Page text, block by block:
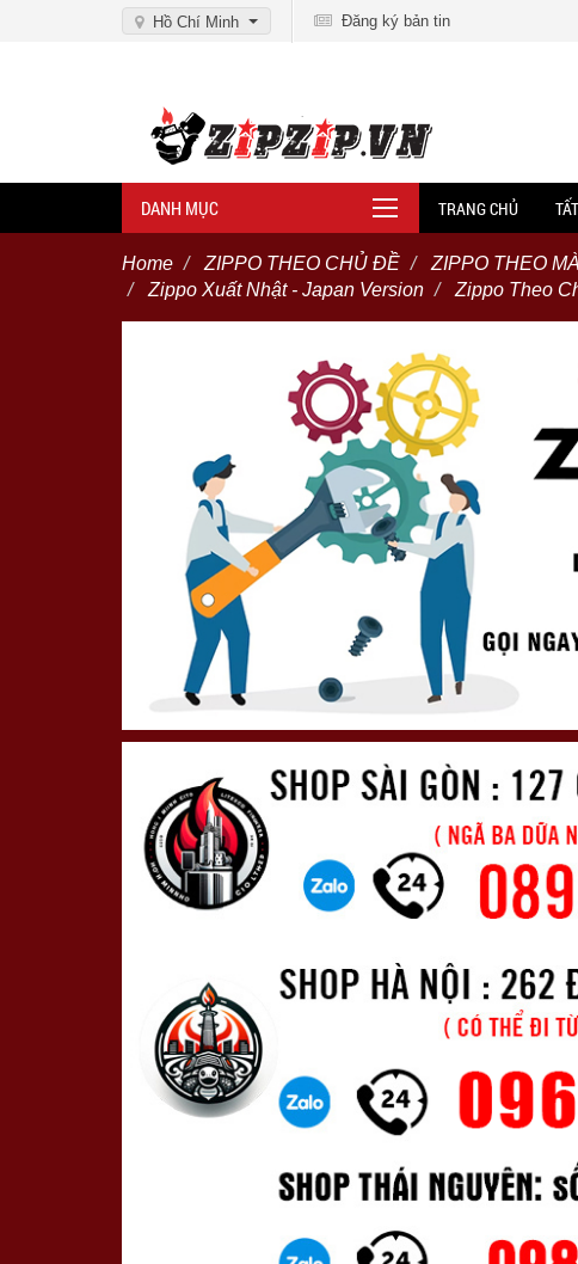
Hồ Chí Minh Đăng ký bản tin
DANH MỤC TRANG CHỦ
Home ZIPPO THEO CHỦ ĐỀ ZIPPO THEO
Zippo Xuất Nhật - Japan Version
Zippo Theo